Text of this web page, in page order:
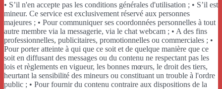
• S’il n'en accepte pas les conditions générales d'utilisation ; • S’il est
mineur. Ce service est exclusivement réservé aux personnes
majeures ; • Pour communiquer ses coordonnées personnelles à tout
autre membre via la messagerie, via le chat webcam ; • A des fins
professionnelles, publicitaires, promotionnelles ou commerciales ; •
Pour porter atteinte à qui que ce soit et de quelque manière que ce
soit en diffusant des messages ou du contenu ne respectant pas les
lois et règlements en vigueur, les bonnes mœurs, le droit des tiers,
heurtant la sensibilité des mineurs ou constituant un trouble à l'ordre
public ; • Pour fournir du contenu contraire aux dispositions de la